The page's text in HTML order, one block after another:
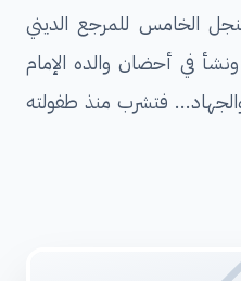
الخامس للمرجع الديني
في أحضان والده الإمام
فتشرب منذ طفولته